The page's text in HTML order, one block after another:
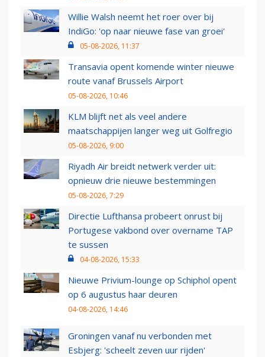
Willie Walsh neemt het roer over bij
IndiGo: 'op naar nieuwe fase van groei'
05-08-2026, 11:37
Transavia opent komende winter nieuwe
route vanaf Brussels Airport
05-08-2026, 10:46
KLM blijft net als veel andere
maatschappijen langer weg uit Golfregio
05-08-2026, 9:00
Riyadh Air breidt netwerk verder uit:
opnieuw drie nieuwe bestemmingen
05-08-2026, 7:29
Directie Lufthansa probeert onrust bij
Portugese vakbond over overname TAP
te sussen
04-08-2026, 15:33
Nieuwe Privium-lounge op Schiphol opent
op 6 augustus haar deuren
04-08-2026, 14:46
Groningen vanaf nu verbonden met
Esbjerg: 'scheelt zeven uur rijden'